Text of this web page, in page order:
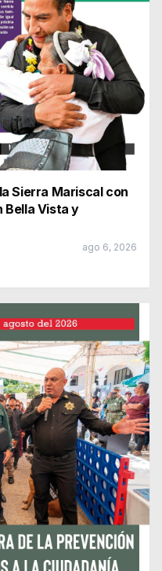
Sierra Mariscal con
Bella Vista y
ago 6, 2026